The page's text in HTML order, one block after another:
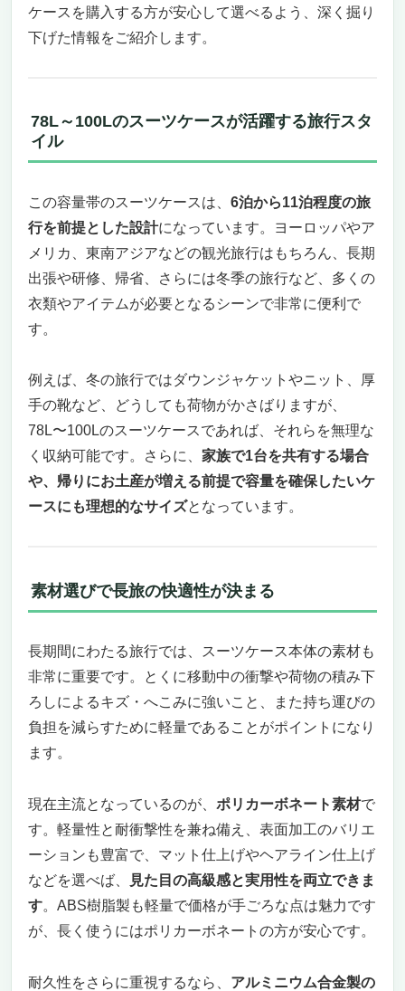
度アルミボディ
セキュリティと使い勝手の完璧な融合
ース「5524-67-LGR｜86L/98L 4.6kg」
旅のストレスを軽減する工夫が随所に光る高
摩耗に強く静音性にも優れた走行性能で、あ
らゆる道を快適に
容量拡張で旅先の買い物にも安心。見た目も
使い勝手も両立
超軽量なのに97Lまで拡張可能。旅の自由度を
広げる収納力モデル「5082｜83L/97L 4.4kg」
なるLサイズスーツケース
カラフルでおしゃれ。自分だけのカラーを選
べる楽しさ
衝撃に強く、キズが目立ちにくい安心ボディ
の紛失を防止
超軽量と静音性を両立した快適トラベルモデル
「LW 5303｜91L 4.4kg」
の負担を感じさせないスマートスーツケース
心地よく、スムーズに、静かに。移動のスト
べてを、ひとつに凝縮
シンプルなのに個性が光る、絶妙なアースカ
ラー展開
レジェンドウォーカーの信頼と1年保証の安
ケースを購入する方が安心して選べるよう、深く掘り
下げた情報をご紹介します。
78L～100Lのスーツケースが活躍する旅行スタ
イル
この容量帯のスーツケースは、 6泊から11泊程度の旅
行を前提とした設計になっています。ヨーロッパやア
メリカ、東南アジアなどの観光旅行はもちろん、長期
出張や研修、帰省、さらには冬季の旅行など、多くの
衣類やアイテムが必要となるシーンで非常に便利で
す。
例えば、冬の旅行ではダウンジャケットやニット、厚
手の靴など、どうしても荷物がかさばりますが、
78L〜100Lのスーツケースであれば、それらを無理な
く収納可能です。さらに、 家族で1台を共有する場合
や、帰りにお土産が増える前提で容量を確保したいケ
ースにも理想的なサイズとなっています。
素材選びで長旅の快適性が決まる
長期間にわたる旅行では、スーツケース本体の素材も
非常に重要です。とくに移動中の衝撃や荷物の積み下
ろしによるキズ・へこみに強いこと、また持ち運びの
負担を減らすために軽量であることがポイントになり
ます。
現在主流となっているのが、 ポリカーボネート素材で
す。軽量性と耐衝撃性を兼ね備え、表面加工のバリエ
ーションも豊富で、マット仕上げやヘアライン仕上げ
などを選べば、
見た目の高級感と実用性を両立できま
す。ABS樹脂製も軽量で価格が手ごろな点は魅力です
が、長く使うにはポリカーボネートの方が安心です。
耐久性をさらに重視するなら、 アルミニウム合金製の